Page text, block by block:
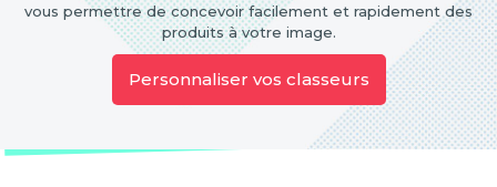
vous permettre de concevoir facilement et rapidement des
produits à votre image.
Personnaliser vos classeurs